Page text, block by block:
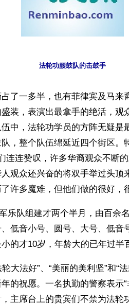
法轮功腰鼓队的击鼓手
了一多半，也有菲律宾及马来
装，表演出最拿手的绝活，观
中，法轮功学员的方阵无疑是
，整个队伍绵延近四个街区。
连连赞叹，许多华裔观众不断
观众还兴奋的将双手举过头顶
许多魔难，但他们做的很好，
乐队组建才两个半月，由百余
低音小号、圆号、大号、低音
的才10岁，年龄大的已年过半
大法好”、“美丽的美利坚”和“
的祝愿。一名执勤的警察表示
主席台上的贵宾们不禁为法轮